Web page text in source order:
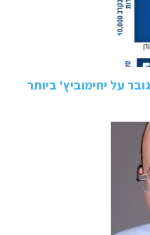
על יחימוביץ' ביותר